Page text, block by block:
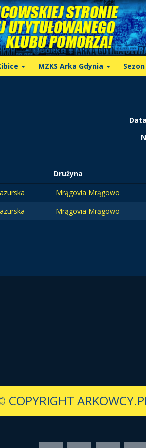
MZKS Arka Gdynia
Drużyna
Mrągovia Mrągowo
Mrągovia Mrągowo
COPYRIGHT